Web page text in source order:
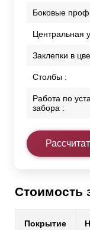
Боковые
Центральная
Заклепки в
Столбы :
Работа по
забора :
Стоимость
Покрытие